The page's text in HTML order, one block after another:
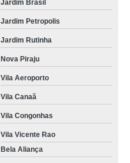
Jardim Brasil
Jardim Petropolis
Jardim Rutinha
Nova Piraju
Vila Aeroporto
Vila Canaã
Vila Congonhas
Vila Vicente Rao
Bela Aliança